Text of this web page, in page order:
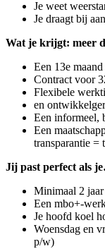
Je weet
Je draagt bij
Wat je krijgt: meer
Een 13e
Contract voor
Flexibele
en
Een informeel,
Een
transparantie =
Jij past perfect als
Minimaal 2
Een mbo+-
Je hoofd koel
Woensdag en
p/w)